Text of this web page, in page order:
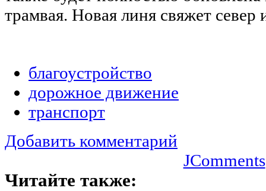
трамвая. Новая линя свяжет север
благоустройство
дорожное движение
транспорт
Добавить комментарий
JComments
Читайте также: